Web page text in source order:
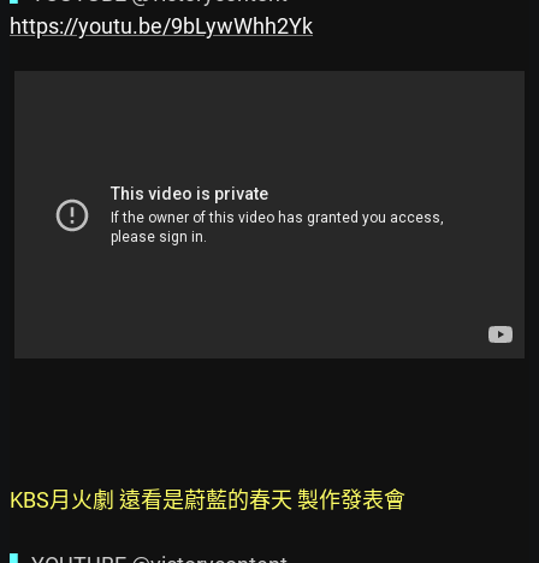
https://youtu.be/9bLywWhh2Yk
KBS月火劇 遠看是蔚藍的春天 製作發表會